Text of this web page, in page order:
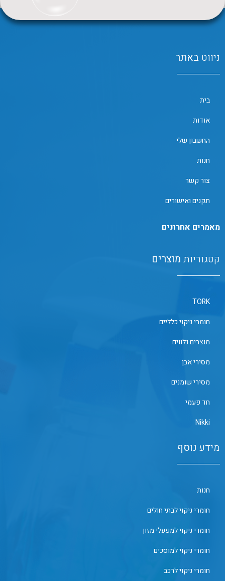
ניווט באתר
בית
אודות
החשבון שלי
חנות
צור קשר
תקנים ואישורים
מאמרים אחרונים
קטגוריות מוצרים
TORK
חומרי ניקוי כלליים
מוצרים נלווים
מסירי אבן
מסירי שומנים
חד פעמי
Nikki
מידע נוסף
חנות
חומרי ניקוי לבתי חולים
חומרי ניקוי למפעלי מזון
חומרי ניקוי למוסכים
חומרי ניקוי לרכב